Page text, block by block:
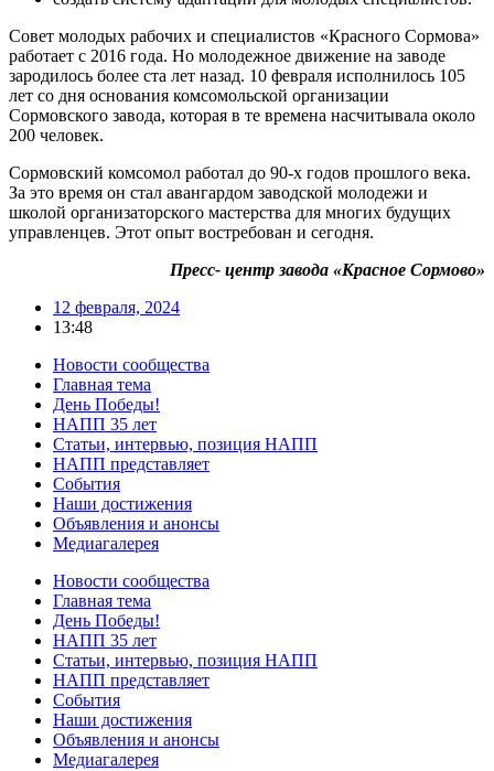
Совет молодых рабочих и специалистов «Красного Сормова»
работает с 2016 года. Но молодежное движение на заводе
зародилось более ста лет назад. 10 февраля исполнилось 105
лет со дня основания комсомольской организации
Сормовского завода, которая в те времена насчитывала около
200 человек.
Сормовский комсомол работал до 90-х годов прошлого века.
За это время он стал авангардом заводской молодежи и
школой организаторского мастерства для многих будущих
управленцев. Этот опыт востребован и сегодня.
Пресс- центр завода «Красное Сормово»
12 февраля, 2024
13:48
Новости сообщества
Главная тема
День Победы!
НАПП 35 лет
Статьи, интервью, позиция НАПП
НАПП представляет
События
Наши достижения
Объявления и анонсы
Медиагалерея
Новости сообщества
Главная тема
День Победы!
НАПП 35 лет
Статьи, интервью, позиция НАПП
НАПП представляет
События
Наши достижения
Объявления и анонсы
Медиагалерея